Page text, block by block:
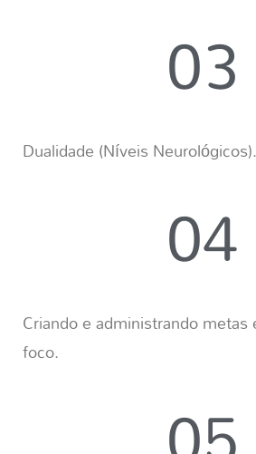
03
Dualidade (Níveis Neurológicos).
04
Criando e administrando
foco.